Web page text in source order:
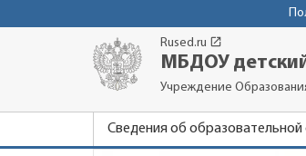
Rused.ru launch
МБДОУ
Учреждение
Сведения об образовательной